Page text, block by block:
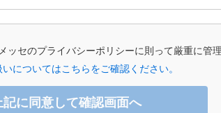
セのプライバシーポリシーに則って厳重に管理
についてはこちらをご確認ください。
記に同意して確認画面へ